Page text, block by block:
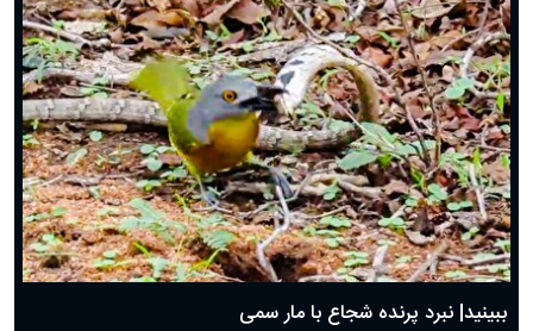
ببینید| نبرد پرنده شجاع با مار سمی